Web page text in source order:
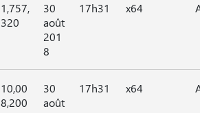
1,757,
320
30
août
201
8
17h31 x64
10,00
8,200
30
août
17h31 x64